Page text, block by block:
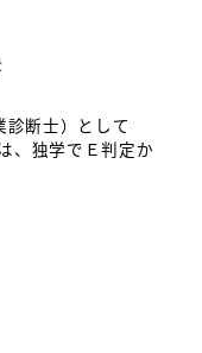
断士）として
、独学でＥ判定か